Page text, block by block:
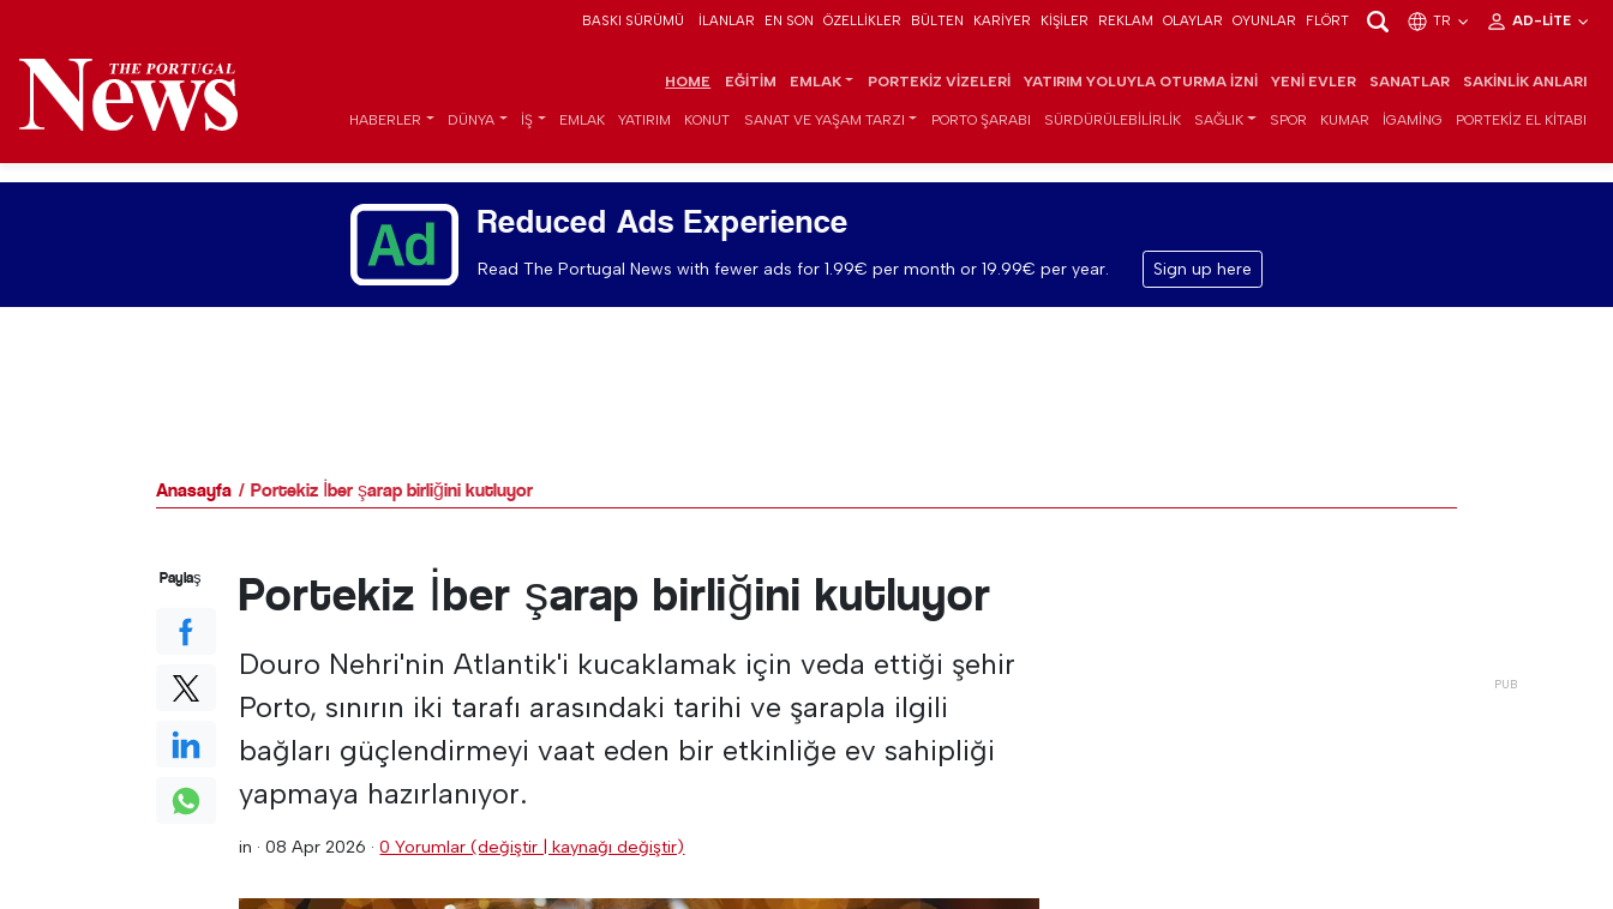
BASKI SÜRÜMÜ İLANLAR EN SON ÖZELLIKLER BÜLTEN KARIYER KIŞILER REKLAM OLAYLAR OYUNLAR FLÖRT TR AD-LITE
HOME EĞITIM EMLAK PORTEKIZ VIZELERI YATIRIM YOLUYLA OTURMA İZNI YENI EVLER SANATLAR SAKINLIK ANLARI
HABERLER DÜNYA İŞ EMLAK YATIRIM KONUT SANAT VE YAŞAM TARZI PORTO ŞARABI SÜRDÜRÜLEBILIRLIK SAĞLIK SPOR KUMAR IGAMING PORTEKIZ EL KITABI
Reduced Ads Experience
Read The Portugal News with fewer ads for 1.99€ per month or 19.99€ per year. Sign up here
Anasayfa Portekiz İber şarap birliğini kutluyor
Portekiz İber şarap birliğini kutluyor
Douro Nehri'nin Atlantik'i kucaklamak için veda ettiği şehir
Porto, sınırın iki tarafı arasındaki tarihi ve şarapla ilgili
bağları güçlendirmeyi vaat eden bir etkinliğe ev sahipliği
yapmaya hazırlanıyor.
in ·08 Apr 2026 ·0 Yorumlar (değiştir | kaynağı değiştir)
Paylaş